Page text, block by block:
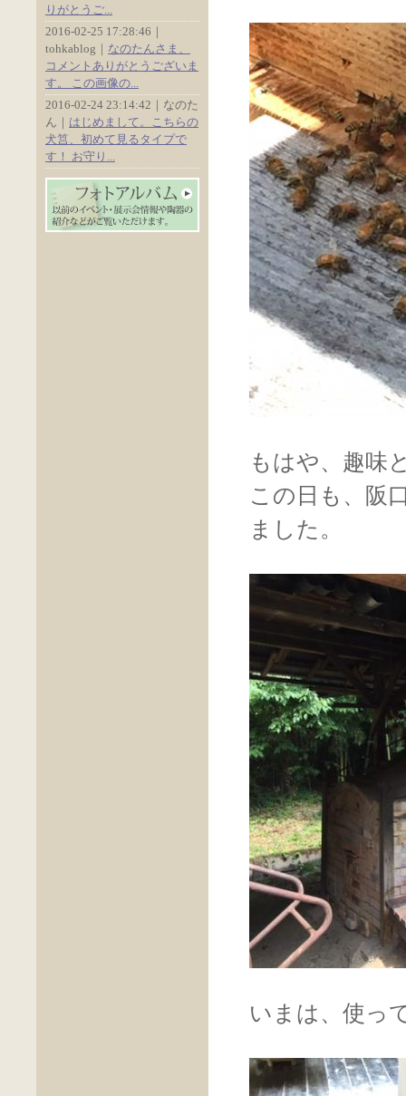
もはや、趣味
この日も、阪
ました。
いまは、使っ
りがとうご...
2016-02-25 17:28:46｜
tohkablog｜ なのたんさま、
コメントありがとうございま
す。 この画像の...
2016-02-24 23:14:42｜なのた
ん｜ はじめまして。こちらの
犬筥、初めて見るタイプで
す！ お守り...